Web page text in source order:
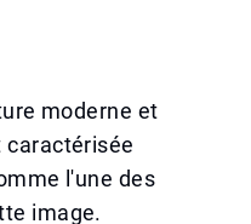
moderne et
caractérisée
l'une des
image.